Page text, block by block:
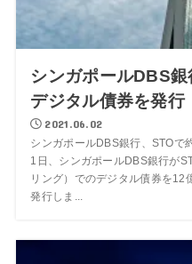
シンガポールDBS
デジタル債券を発行
2021.06.02
シンガポールDBS銀行、STOで
1日、シンガポールDBS銀行が
リング）でのデジタル債券を12
発行しま...